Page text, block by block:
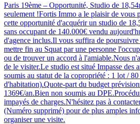
Paris 19ème – Opportunité, Studio de
seulement !Fortis Immo a le plaisir de vous
cette opportunité d'acquérir un studio de
sans occupant de 140.000€ vendu
d'agence inclus.Il vous suffira de
mettre fin au Squat par une personne
ou de trouver un accord à l'amiable.Nous
de le visiter.Le studio est situé Impasse des
soumis au statut de la copropriété : 1 lot /
d'habitation).Quote-part du budget
1369€/an.Bien non soumis au
impayés de charges.N'hésitez pas à
(Numéro supprimé) pour de plus amples
organiser une visite.